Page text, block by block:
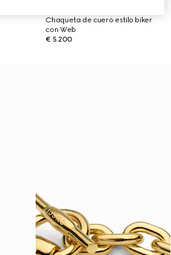
Chaqueta de cuero estilo biker
con Web
€ 5.200